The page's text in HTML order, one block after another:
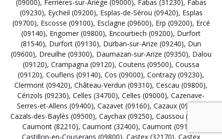
(09000), Ferrières-sur-Ariège (09000), Fabas (31230), Fabas
(09230), Eycheil (09200), Esplas-de-Sérou (09420), Esplas
(09700), Escosse (09100), Esclagne (09600), Erp (09200), Ercé
(09140), Engomer (09800), Encourtiech (09200), Durfort
(81540), Durfort (09130), Durban-sur-Arize (09240), Dun
(09600), Dreuilhe (09300), Daumazan-sur-Arize (09350), Dalou
(09120), Crampagna (09120), Coutens (09500), Coussa
(09120), Couflens (09140), Cos (09000), Contrazy (09230),
Clermont (09420), Château-Verdun (09310), Cescau (09800),
Cérizols (09230), Celles (34700), Celles (09000), Cazenave-
Serres-et-Allens (09400), Cazavet (09160), Cazaux (09120)
Cazals-des-Baylès (09500), Caychax (09250), Caussou (09250)
Caumont (82210), Caumont (32400), Caumont (09160)
Castillon-en-Couserans (09800), Castex (32170), Castex